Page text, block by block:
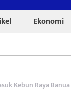
Ekonomi
Kebun Raya